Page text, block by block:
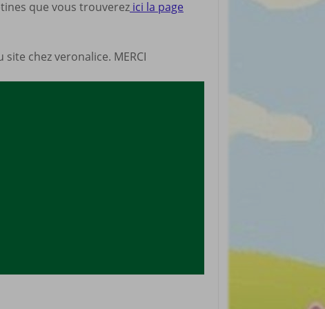
articles préférés
que vous trouverez ici la page
chez veronalice. MERCI